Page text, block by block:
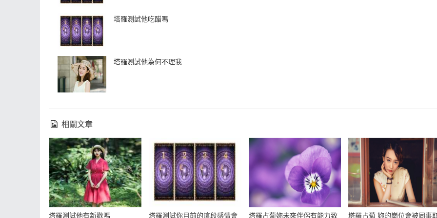
塔羅測試他吃醋嗎
塔羅測試他為何不理我
相關文章
塔羅測試他有新歡嗎 塔羅測試你目前的這段感情會 塔羅占蔔妳未來伴侶有能力致 塔羅占蔔 妳的崗位會被同事